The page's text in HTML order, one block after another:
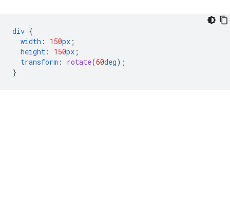
div {
width : 150px ;
height : 150px ;
transform : rotate(60deg);
}